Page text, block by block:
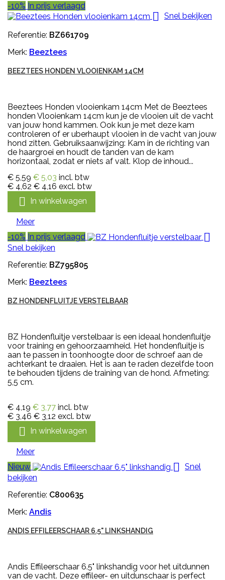
-10% In prijs verlaagd
 Snel bekijken
Referentie: BZ661709
Merk: Beeztees
BEEZTEES HONDEN VLOOIENKAM 14CM
Beeztees Honden vlooienkam 14cm Met de Beeztees
honden Vlooienkam 14cm kun je de vlooien uit de vacht
van jouw hond kammen. Ook kun je met deze kam
controleren of er uberhaupt vlooien in de vacht van jouw
hond zitten. Gebruiksaanwijzing: Kam in de richting van
de haargroei en houdt de tanden van de kam
horizontaal, zodat er niets af valt. Klop de inhoud...
€ 5,59 € 5,03 incl. btw
€ 4,62 € 4,16 excl. btw
 In winkelwagen
Meer
-10% In prijs verlaagd 
Snel bekijken
Referentie: BZ795805
Merk: Beeztees
BZ HONDENFLUITJE VERSTELBAAR
BZ Hondenfluitje verstelbaar is een ideaal hondenfluitje
voor training en gehoorzaamheid. Het hondenfluitje is
aan te passen in toonhoogte door de schroef aan de
achterkant te draaien. Het is aan te raden dezelfde toon
te behouden tijdens de training van de hond. Afmeting:
5,5 cm.
€ 4,19 € 3,77 incl. btw
€ 3,46 € 3,12 excl. btw
 In winkelwagen
Meer
Nieuw
 Snel
bekijken
Referentie: C800635
Merk: Andis
ANDIS EFFILEERSCHAAR 6.5" LINKSHANDIG
Andis Effileerschaar 6.5" linkshandig voor het uitdunnen
van de vacht. Deze effileer- en uitdunschaar is perfect